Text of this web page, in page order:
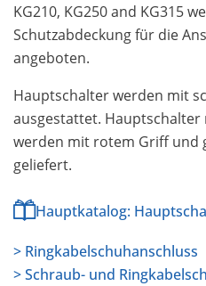
KG210, KG250 and KG315
Schutzabdeckung für die
angeboten.
Hauptschalter werden mit
ausgestattet. Hauptschalter
werden mit rotem Griff und
geliefert.
Hauptkatalog:
> Ringkabelschuhanschluss
> Schraub- und